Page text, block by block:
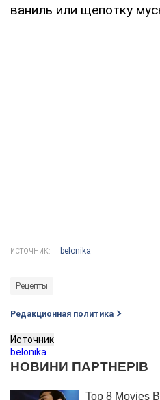
ваниль или щепотку
ИСТОЧНИК: belonika
Рецепты
Редакционная политика
Источник
belonika